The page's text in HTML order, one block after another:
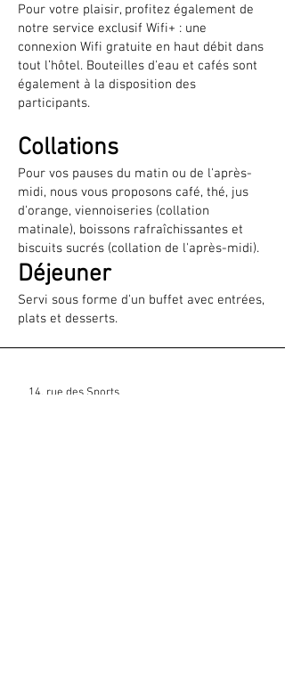
Pour votre plaisir, profitez également de
notre service exclusif Wifi+ : une
connexion Wifi gratuite en haut débit dans
tout l’hôtel. Bouteilles d'eau et cafés sont
également à la disposition des
participants.
Collations
Pour vos pauses du matin ou de l'après-
midi, nous vous proposons café, thé, jus
d'orange, viennoiseries (collation
matinale), boissons rafraîchissantes et
biscuits sucrés (collation de l'après-midi).
Déjeuner
Servi sous forme d'un buffet avec entrées,
plats et desserts.
14, rue des Sports